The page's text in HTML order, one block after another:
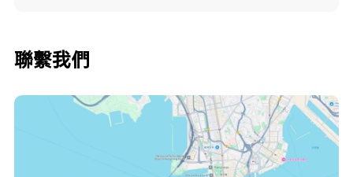
聯繫我們